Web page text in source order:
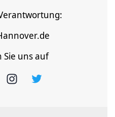
Sie uns auf